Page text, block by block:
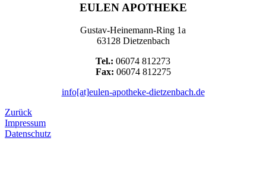
EULEN APOTHEKE
Gustav-Heinemann-Ring 1a
63128 Dietzenbach
Tel.: 06074 812273
Fax: 06074 812275
info[at]eulen-apotheke-dietzenbach.de
Zurück
Impressum
Datenschutz